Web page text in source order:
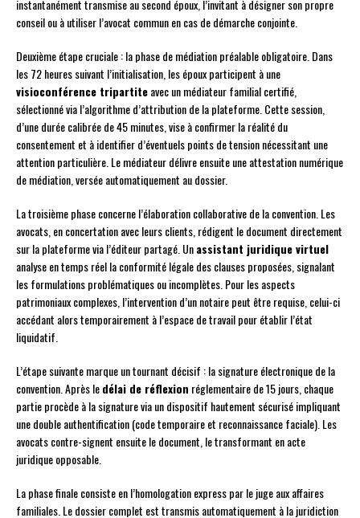
instantanément transmise au second époux, l’invitant à désigner son propre
conseil ou à utiliser l’avocat commun en cas de démarche conjointe.
Deuxième étape cruciale : la phase de médiation préalable obligatoire. Dans
les 72 heures suivant l’initialisation, les époux participent à une
visioconférence tripartiteavec un médiateur familial certifié,
sélectionné via l’algorithme d’attribution de la plateforme. Cette session,
d’une durée calibrée de 45 minutes, vise à confirmer la réalité du
consentement et à identifier d’éventuels points de tension nécessitant une
attention particulière. Le médiateur délivre ensuite une attestation numérique
de médiation, versée automatiquement au dossier.
La troisième phase concerne l’élaboration collaborative de la convention. Les
avocats, en concertation avec leurs clients, rédigent le document directement
sur la plateforme via l’éditeur partagé. Unassistant juridique virtuel
analyse en temps réel la conformité légale des clauses proposées, signalant
les formulations problématiques ou incomplètes. Pour les aspects
patrimoniaux complexes, l’intervention d’un notaire peut être requise, celui-ci
accédant alors temporairement à l’espace de travail pour établir l’état
liquidatif.
L’étape suivante marque un tournant décisif : la signature électronique de la
convention. Après ledélai de réflexion réglementaire de 15 jours, chaque
partie procède à la signature via un dispositif hautement sécurisé impliquant
une double authentification (code temporaire et reconnaissance faciale). Les
avocats contre-signent ensuite le document, le transformant en acte
juridique opposable.
La phase finale consiste en l’homologation express par le juge aux affaires
familiales. Le dossier complet est transmis automatiquement à la juridiction